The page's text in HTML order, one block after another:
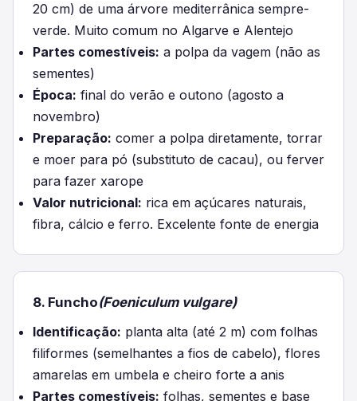
20 cm) de uma árvore mediterrânica sempre-
verde. Muito comum no Algarve e Alentejo
Partes comestíveis: a polpa da vagem (não as
sementes)
Época: final do verão e outono (agosto a
novembro)
Preparação: comer a polpa diretamente, torrar
e moer para pó (substituto de cacau), ou ferver
para fazer xarope
Valor nutricional: rica em açúcares naturais,
fibra, cálcio e ferro. Excelente fonte de energia
8. Funcho(Foeniculum vulgare)
Identificação: planta alta (até 2 m) com folhas
filiformes (semelhantes a fios de cabelo), flores
amarelas em umbela e cheiro forte a anis
Partes comestíveis: folhas, sementes e base